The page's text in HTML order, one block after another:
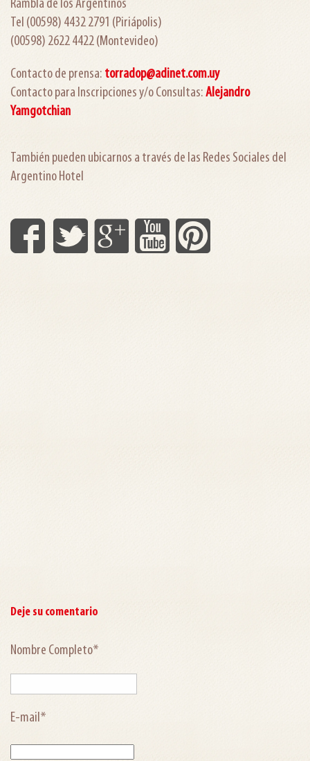
Rambla de los Argentinos
Tel (00598) 4432 2791 (Piriápolis)
(00598) 2622 4422 (Montevideo)
Contacto de prensa: torradop@adinet.com.uy
Contacto para Inscripciones y/o Consultas:Alejandro
Yamgotchian
También pueden ubicarnos a través de las Redes Sociales del
Argentino Hotel
Deje su comentario
Nombre Completo*
E-mail*